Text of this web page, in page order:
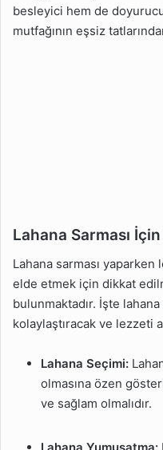
besleyici hem de
mutfağının eşsiz
Lahana Sarması
Lahana sarması
elde etmek için dikkat
bulunmaktadır. İşte
kolaylaştıracak ve lezzeti
Lahana Seçimi:
olmasına özen
ve sağlam olmalıdır.
Lahana Yumuşatma: